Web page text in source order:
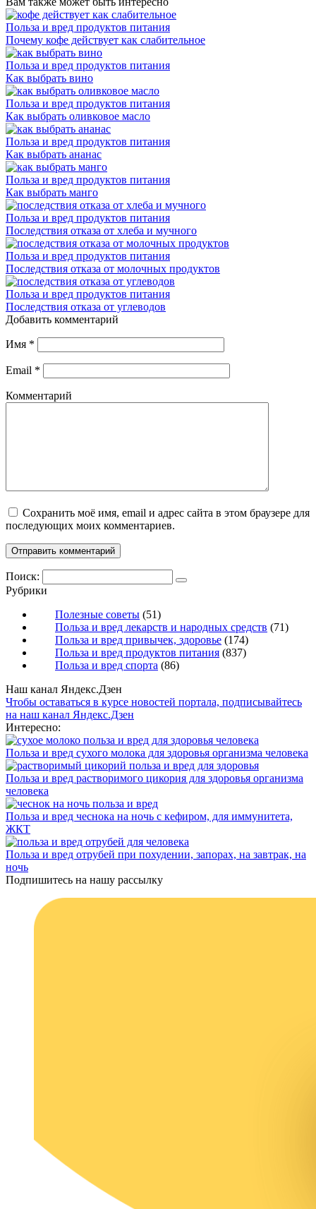
Польза и вред продуктов питания
Почему кофе действует как слабительное
Польза и вред продуктов питания
Как выбрать вино
Польза и вред продуктов питания
Как выбрать оливковое масло
Польза и вред продуктов питания
Как выбрать ананас
Польза и вред продуктов питания
Как выбрать манго
Польза и вред продуктов питания
Последствия отказа от хлеба и мучного
Польза и вред продуктов питания
Последствия отказа от молочных продуктов
Польза и вред продуктов питания
Последствия отказа от углеводов
Добавить комментарий
Имя *
Email *
Комментарий
Сохранить моё имя, email и адрес сайта в этом браузере для
последующих моих комментариев.
Поиск:
Рубрики
Полезные советы (51)
Польза и вред лекарств и народных средств (71)
Польза и вред привычек, здоровье (174)
Польза и вред продуктов питания (837)
Польза и вред спорта (86)
Наш канал Яндекс.Дзен
Чтобы оставаться в курсе новостей портала, подписывайтесь
на наш канал Яндекс.Дзен
Интересно:
Польза и вред сухого молока для здоровья организма человека
Польза и вред растворимого цикория для здоровья организма
человека
Польза и вред чеснока на ночь с кефиром, для иммунитета,
ЖКТ
Польза и вред отрубей при похудении, запорах, на завтрак, на
ночь
Подпишитесь на нашу рассылку